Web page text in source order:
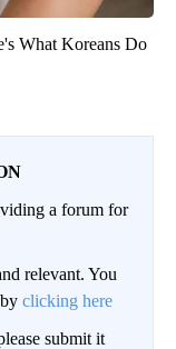
What Koreans Do
a forum for
relevant. You
clicking here
submit it